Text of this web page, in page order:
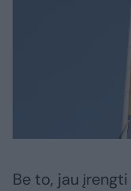
Be to, jau